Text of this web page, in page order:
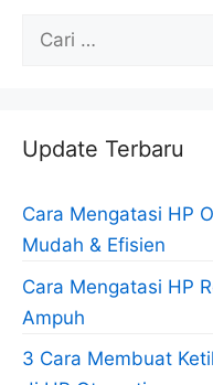
Cari
Update Terbaru
Cara Mengatasi HP
Mudah & Efisien
Cara Mengatasi HP
Ampuh
3 Cara Membuat